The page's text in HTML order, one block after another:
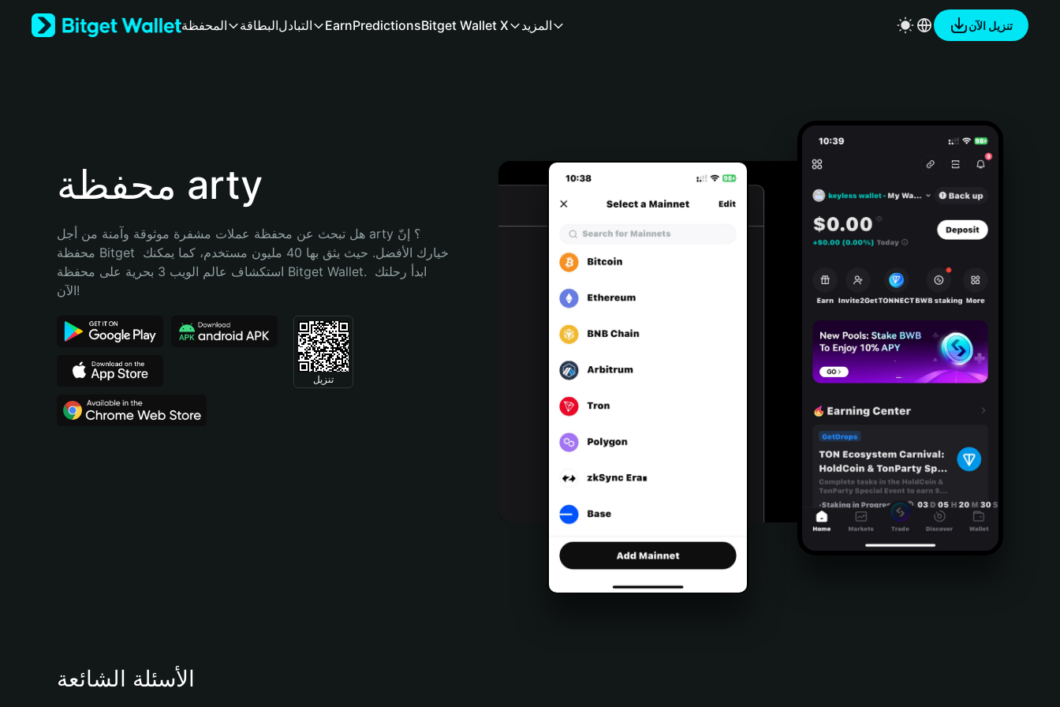
Bahasa Indonesia
Português (Brasil)
المحفظة البطاقةالتبادل EarnPredictionsBitget Wallet X المزيد تنزيل الآن
محفظة arty
هل تبحث عن محفظة عملات مشفرة موثوقة وآمنة من أجل arty؟ إنّ
محفظة Bitget خيارك الأفضل. حيث يثق بها 40 مليون مستخدم، كما يمكنك
استكشاف عالم الويب 3 بحرية على محفظة Bitget Wallet. ابدأ رحلتك
الآن!
تنزيل
الأسئلة الشائعة